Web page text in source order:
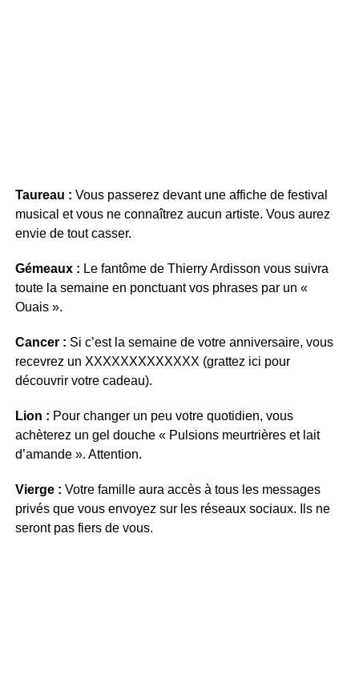
Taureau : Vous passerez devant une affiche de festival
musical et vous ne connaîtrez aucun artiste. Vous aurez
envie de tout casser.
Gémeaux : Le fantôme de Thierry Ardisson vous suivra
toute la semaine en ponctuant vos phrases par un «
Ouais ».
Cancer : Si c’est la semaine de votre anniversaire, vous
recevrez un XXXXXXXXXXXXX (grattez ici pour
découvrir votre cadeau).
Lion : Pour changer un peu votre quotidien, vous
achèterez un gel douche « Pulsions meurtrières et lait
d’amande ». Attention.
Vierge : Votre famille aura accès à tous les messages
privés que vous envoyez sur les réseaux sociaux. Ils ne
seront pas fiers de vous.